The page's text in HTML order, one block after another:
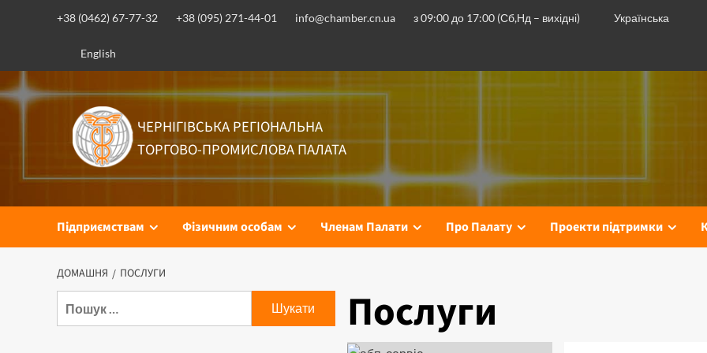
+38 (0462) 67-77-32 +38 (095) 271-44-01 info@chamber.cn.ua з 09:00 до 17:00 (Сб,Нд – вихідні) Українська
English
ЧЕРНІГІВСЬКА РЕГІОНАЛЬНА
ТОРГОВО-ПРОМИСЛОВА ПАЛАТА
Підприємствам Фізичним особам Членам Палати Про Палату Проекти підтримки
ДОМАШНЯ ПОСЛУГИ
Послуги